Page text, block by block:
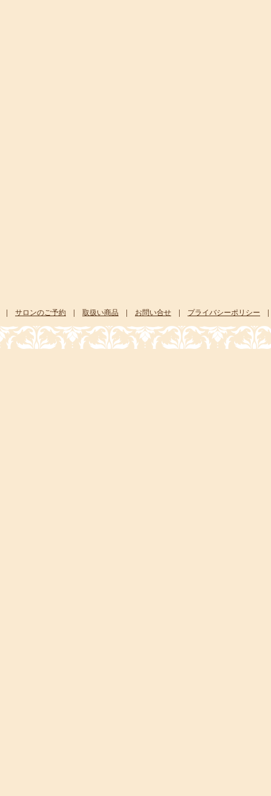
| サロンのご予約 | 取扱い商品 | お問い合せ | プライバシーポリシー